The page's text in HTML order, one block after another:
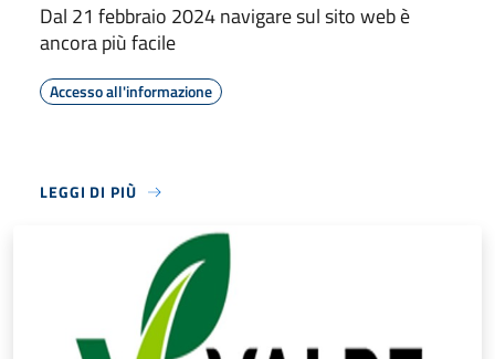
Dal 21 febbraio 2024 navigare sul sito web è
ancora più facile
Accesso all'informazione
LEGGI DI PIÙ